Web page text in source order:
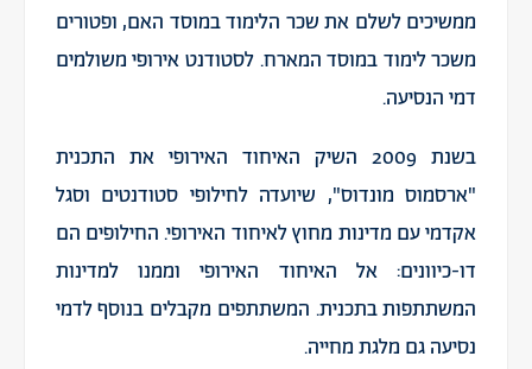
ממשיכים לשלם את שכר הלימוד במוסד האם, ופטורים
משכר לימוד במוסד המארח. לסטודנט אירופי משולמים
דמי הנסיעה.
בשנת 2009 השיק האיחוד האירופי את התכנית
"ארסמוס מונדוס", שיועדה לחילופי סטודנטים וסגל
אקדמי עם מדינות מחוץ לאיחוד האירופי. החילופים הם
דו-כיוונים: אל האיחוד האירופי וממנו למדינות
המשתתפות בתכנית. המשתתפים מקבלים בנוסף לדמי
נסיעה גם מלגת מחייה.